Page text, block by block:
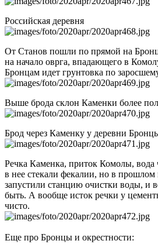
Российская деревня
От Станов пошли по прямой на
на начало оврга, впадающего в
Бронцам идет грунтовка по
Выше брода склон Каменки более
Брод через Каменку у деревни
Речка Каменка, приток Комолы,
в нее стекали фекалии, но в прошлом
запустили станцию очистки воды, и
быть. А вообще исток речки у
чисто.
Еще про Бронцы и окрестности: